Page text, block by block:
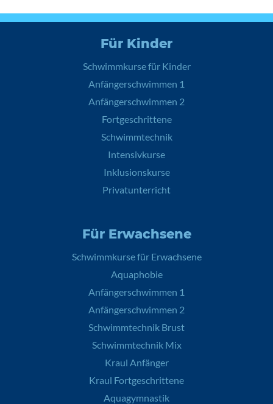
Für Kinder
Schwimmkurse für Kinder
Anfängerschwimmen 1
Anfängerschwimmen 2
Fortgeschrittene
Schwimmtechnik
Intensivkurse
Inklusionskurse
Privatunterricht
Für Erwachsene
Schwimmkurse für Erwachsene
Aquaphobie
Anfängerschwimmen 1
Anfängerschwimmen 2
Schwimmtechnik Brust
Schwimmtechnik Mix
Kraul Anfänger
Kraul Fortgeschrittene
Aquagymnastik